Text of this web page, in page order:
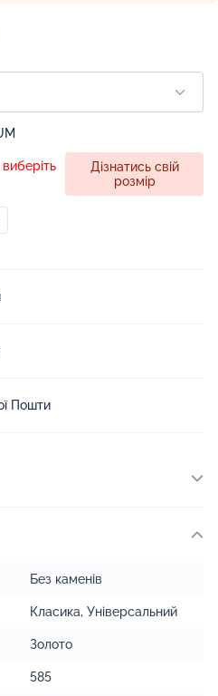
Дізнатись свій
розмір
Пошти
Без каменів
Класика, Універсальний
Золото
585